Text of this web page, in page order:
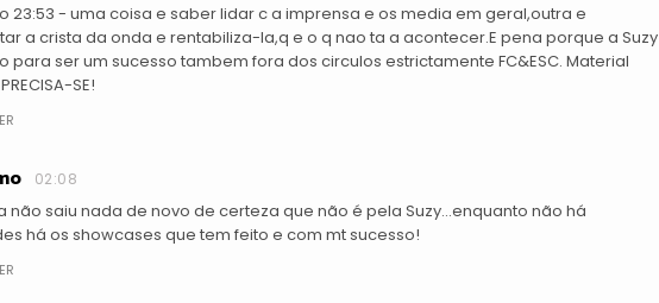
23:53 - uma coisa e saber lidar c a imprensa e os media em geral,outra e
a crista da onda e rentabiliza-la,q e o q nao ta a acontecer.E pena porque a Suzy
para ser um sucesso tambem fora dos circulos estrictamente FC&ESC. Material
SE!
02:08
não saiu nada de novo de certeza que não é pela Suzy...enquanto não há
há os showcases que tem feito e com mt sucesso!